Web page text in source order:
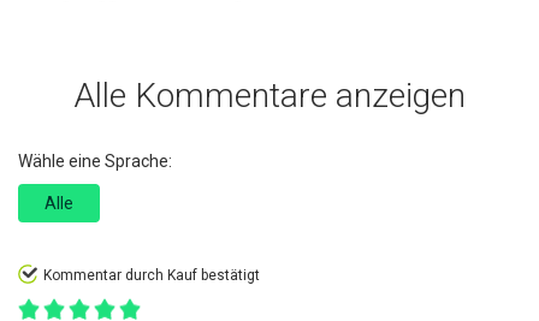
Alle Kommentare anzeigen
Wähle eine Sprache:
Alle
Kommentar durch Kauf bestätigt